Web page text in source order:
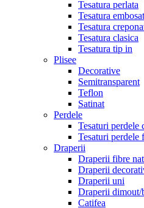
Tesatura perlata
Tesatura
Tesatura
Tesatura clasica
Tesatura tip in
Plisee
Decorative
Semitransparent
Teflon
Satinat
Perdele
Tesaturi perdele
Tesaturi perdele
Draperii
Draperii fibre
Draperii
Draperii uni
Draperii dimout/
Catifea